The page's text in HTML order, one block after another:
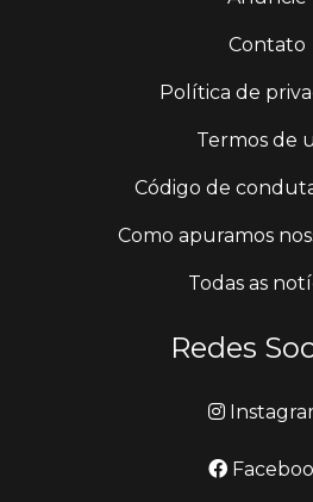
Contato
Política de
Termos de
Código de
Como apuramos
Todas as
Redes